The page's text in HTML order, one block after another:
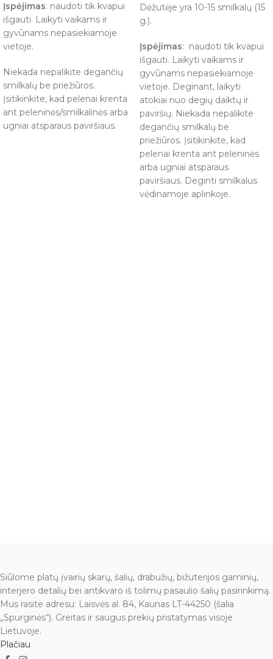
Įspėjimas: naudoti tik kvapui
išgauti. Laikyti vaikams ir
gyvūnams nepasiekiamoje
vietoje.
Niekada nepalikite degančių
smilkalų be priežiūros.
Įsitikinkite, kad pelenai krenta
ant peleninės/smilkalinės arba
ugniai atsparaus paviršiaus.
Dėžutėje yra 10-15 smilkalų (15
g.).
Įspėjimas: naudoti tik kvapui
išgauti. Laikyti vaikams ir
gyvūnams nepasiekiamoje
vietoje. Deginant, laikyti
atokiai nuo degių daiktų ir
paviršių. Niekada nepalikite
degančių smilkalų be
priežiūros. Įsitikinkite, kad
pelenai krenta ant peleninės
arba ugniai atsparaus
paviršiaus. Deginti smilkalus
vėdinamoje aplinkoje.
Siūlome platų įvairių skarų, šalių, drabužių, bižuterijos gaminių,
interjero detalių bei antikvaro iš tolimų pasaulio šalių pasirinkimą.
Mus rasite adresu: Laisvės al. 84, Kaunas LT-44250 (šalia
„Spurginės“). Greitas ir saugus prekių pristatymas visoje
Lietuvoje.
Plačiau